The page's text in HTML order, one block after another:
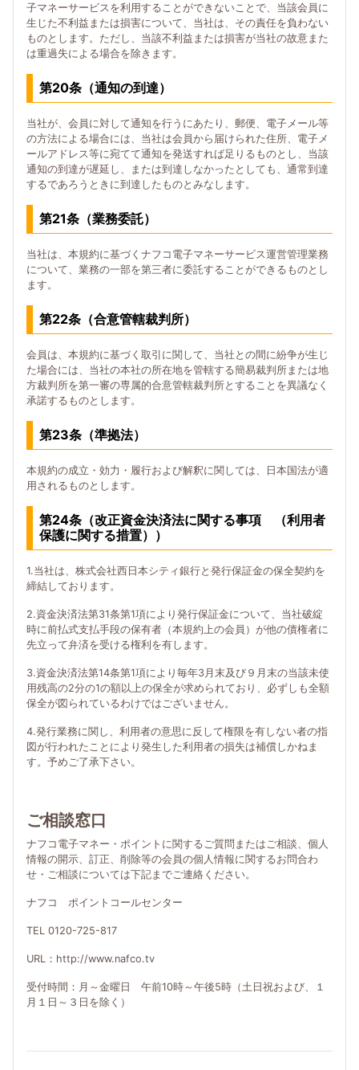
子マネーサービスを利用することができないことで、当該会員に
生じた不利益または損害について、当社は、その責任を負わない
ものとします。ただし、当該不利益または損害が当社の故意また
は重過失による場合を除きます。
第20条（通知の到達）
当社が、会員に対して通知を行うにあたり、郵便、電子メール等
の方法による場合には、当社は会員から届けられた住所、電子メ
ールアドレス等に宛てて通知を発送すれば足りるものとし、当該
通知の到達が遅延し、または到達しなかったとしても、通常到達
するであろうときに到達したものとみなします。
第21条（業務委託）
当社は、本規約に基づくナフコ電子マネーサービス運営管理業務
について、業務の一部を第三者に委託することができるものとし
ます。
第22条（合意管轄裁判所）
会員は、本規約に基づく取引に関して、当社との間に紛争が生じ
た場合には、当社の本社の所在地を管轄する簡易裁判所または地
方裁判所を第一審の専属的合意管轄裁判所とすることを異議なく
承諾するものとします。
第23条（準拠法）
本規約の成立・効力・履行および解釈に関しては、日本国法が適
用されるものとします。
第24条（改正資金決済法に関する事項 （利用者
保護に関する措置））
1.当社は、株式会社西日本シティ銀行と発行保証金の保全契約を
締結しております。
2.資金決済法第31条第1項により発行保証金について、当社破綻
時に前払式支払手段の保有者（本規約上の会員）が他の債権者に
先立って弁済を受ける権利を有します。
3.資金決済法第14条第1項により毎年3月末及び９月末の当該未使
用残高の2分の1の額以上の保全が求められており、必ずしも全額
保全が図られているわけではございません。
4.発行業務に関し、利用者の意思に反して権限を有しない者の指
図が行われたことにより発生した利用者の損失は補償しかねま
す。予めご了承下さい。
ご相談窓口
ナフコ電子マネー・ポイントに関するご質問またはご相談、個人
情報の開示、訂正、削除等の会員の個人情報に関するお問合わ
せ・ご相談については下記までご連絡ください。
ナフコ ポイントコールセンター
TEL 0120-725-817
URL：http://www.nafco.tv
受付時間：月～金曜日 午前10時～午後5時（土日祝および、１
月１日～３日を除く）